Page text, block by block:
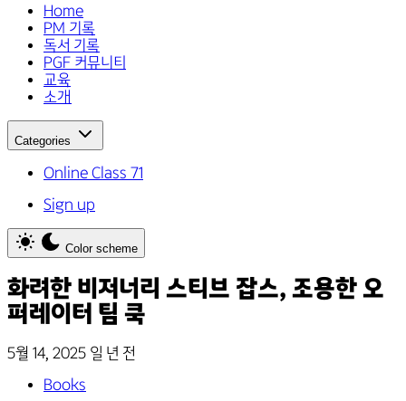
Home
PM 기록
독서 기록
PGF 커뮤니티
교육
소개
Categories
Online Class 71
Sign up
Color scheme
화려한 비저너리 스티브 잡스, 조용한 오
퍼레이터 팀 쿡
5월 14, 2025 일 년 전
Books